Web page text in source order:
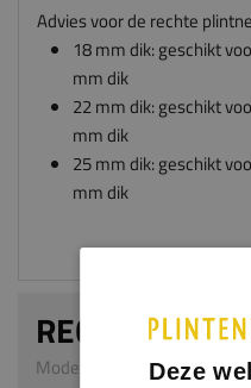
22 mm dik: geschikt
mm dik
25 mm dik: geschikt
mm dik
RECHTE
Afmeting
Dikte x breedte x hoogte
Deze